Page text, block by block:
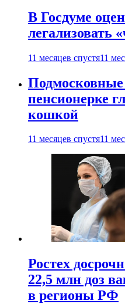
В Госдуме
легализовать
11 месяцев спустя11
Подмосковные
пенсионерке
кошкой
11 месяцев спустя11
Ростех
22,5 млн доз
в регионы РФ